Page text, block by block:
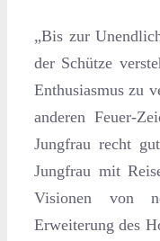
„Bis zur
der Schütze
Enthusiasmus zu
anderen Feuer-
Jungfrau recht
Jungfrau mit
Visionen von
Erweiterung des